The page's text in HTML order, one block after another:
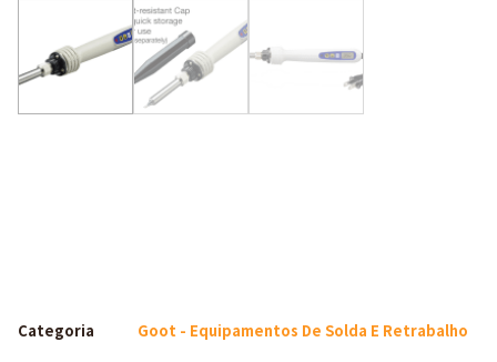
Categoria Goot - Equipamentos De Solda E Retrabalho